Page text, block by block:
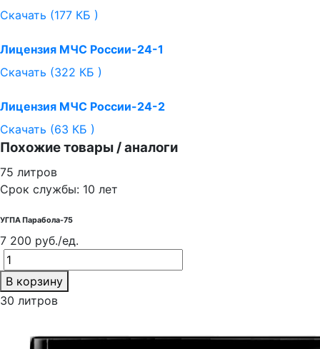
Скачать (177 КБ )
Лицензия МЧС России-24-1
Скачать (322 КБ )
Лицензия МЧС России-24-2
Скачать (63 КБ )
Похожие товары / аналоги
75 литров
Срок службы: 10 лет
УГПА Парабола-75
7 200 руб./ед.
В корзину
30 литров